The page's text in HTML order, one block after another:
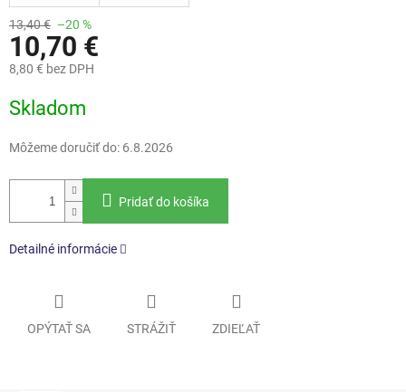
13,40 € –20 %
10,70 €
8,80 € bez DPH
cena:
Skladom
Môžeme doručiť do: 6.8.2026
Pridať do košíka
Detailné informácie
OPÝTAŤ SA STRÁŽIŤ ZDIEĽAŤ